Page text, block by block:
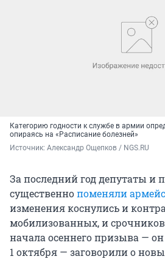
Категорию годности к службе в армии
опираясь на «Расписание болезней»
Источник: Александр Ощепков / NGS.RU
За последний год депутаты и
существеннопоменяли
изменения коснулись и
мобилизованных, и
начала осеннего призыва —
1 октября — заговорили о